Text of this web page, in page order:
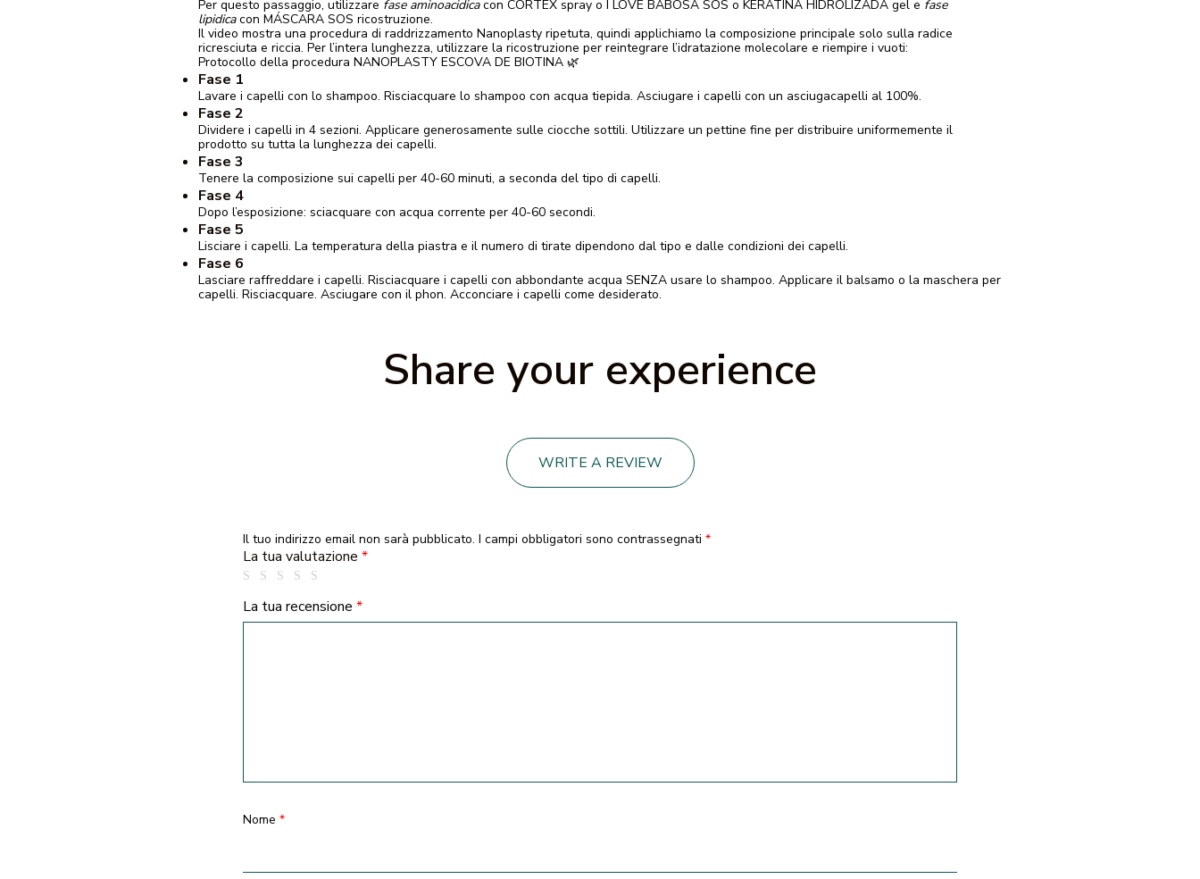
Per questo passaggio, utilizzare fase aminoacidicacon CÓRTEX spray o I LOVE BABOSA SOS o KERATINA HIDROLIZADA gel e fase
lipidicacon MÁSCARA SOS ricostruzione.
Il video mostra una procedura di raddrizzamento Nanoplasty ripetuta, quindi applichiamo la composizione principale solo sulla radice
ricresciuta e riccia. Per l’intera lunghezza, utilizzare la ricostruzione per reintegrare l’idratazione molecolare e riempire i vuoti:
Protocollo della procedura NANOPLASTY ESCOVA DE BIOTINA 🌿
Fase 1
Lavare i capelli con lo shampoo. Risciacquare lo shampoo con acqua tiepida. Asciugare i capelli con un asciugacapelli al 100%.
Fase 2
Dividere i capelli in 4 sezioni. Applicare generosamente sulle ciocche sottili. Utilizzare un pettine fine per distribuire uniformemente il
prodotto su tutta la lunghezza dei capelli.
Fase 3
Tenere la composizione sui capelli per 40-60 minuti, a seconda del tipo di capelli.
Fase 4
Dopo l’esposizione: sciacquare con acqua corrente per 40-60 secondi.
Fase 5
Lisciare i capelli. La temperatura della piastra e il numero di tirate dipendono dal tipo e dalle condizioni dei capelli.
Fase 6
Lasciare raffreddare i capelli. Risciacquare i capelli con abbondante acqua SENZA usare lo shampoo. Applicare il balsamo o la maschera per
capelli. Risciacquare. Asciugare con il phon. Acconciare i capelli come desiderato.
Share your experience
WRITE A REVIEW
Il tuo indirizzo email non sarà pubblicato. I campi obbligatori sono contrassegnati *
La tua valutazione *
La tua recensione *
Nome *